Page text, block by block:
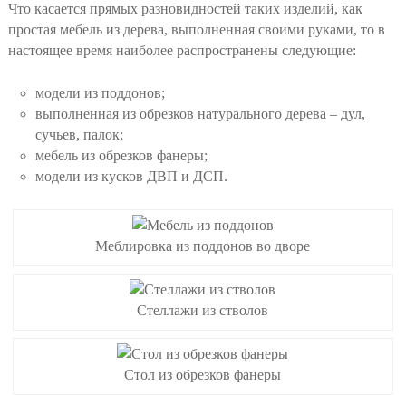
Что касается прямых разновидностей таких изделий, как
простая мебель из дерева, выполненная своими руками, то в
настоящее время наиболее распространены следующие:
модели из поддонов;
выполненная из обрезков натурального дерева – дул,
сучьев, палок;
мебель из обрезков фанеры;
модели из кусков ДВП и ДСП.
Меблировка из поддонов во дворе
Стеллажи из стволов
Стол из обрезков фанеры